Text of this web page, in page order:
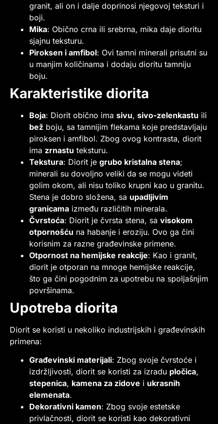
granit, ali on i dalje doprinosi njegovoj teksturi i
boji.
Mika: Obično crna ili srebrna, mika daje dioritu
sjajnu teksturu.
Piroksen i amfibol: Ovi tamni minerali prisutni su
u manjim količinama i dodaju dioritu tamniju
boju.
Karakteristike diorita
Boja: Diorit obično ima sivu, sivo-zelenkastu ili
bež boju, sa tamnijim flekama koje predstavljaju
piroksen i amfibol. Zbog ovog kontrasta, diorit
ima zrnastu teksturu.
Tekstura: Diorit je grubo kristalna stena;
minerali su dovoljno veliki da se mogu videti
golim okom, ali nisu toliko krupni kao u granitu.
Stena je dobro složena, sa upadljivim
granicama između različitih minerala.
Čvrstoća: Diorit je čvrsta stena, sa visokom
otpornošću na habanje i eroziju. Ovo ga čini
korisnim za razne građevinske primene.
Otpornost na hemijske reakcije: Kao i granit,
diorit je otporan na mnoge hemijske reakcije,
što ga čini pogodnim za upotrebu na spoljašnjim
površinama.
Upotreba diorita
Diorit se koristi u nekoliko industrijskih i građevinskih
primena:
Građevinski materijali: Zbog svoje čvrstoće i
izdržljivosti, diorit se koristi za izradu pločica,
stepenica, kamena za zidove i ukrasnih
elemenata.
Dekorativni kamen: Zbog svoje estetske
privlačnosti, diorit se koristi kao dekorativni